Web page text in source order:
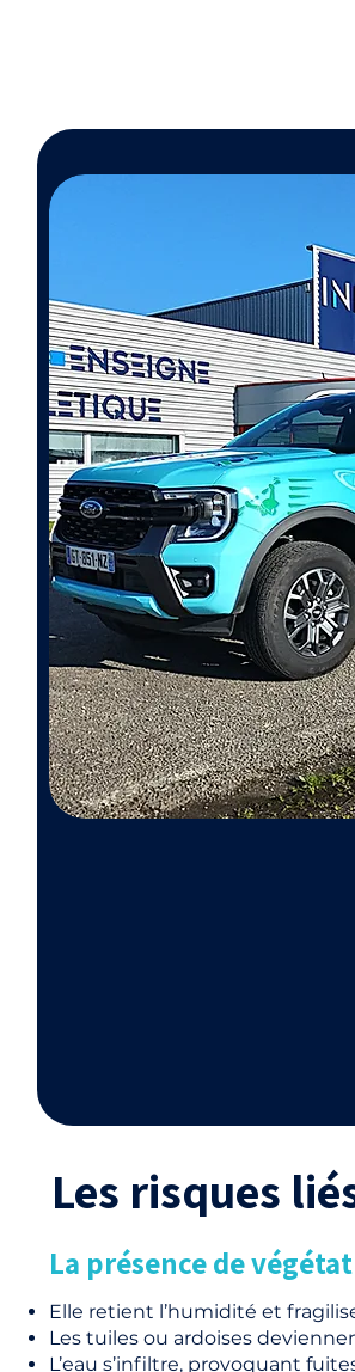
Les risques
La présence de
Elle retient l’humidité et
Les tuiles ou ardoises
L’eau s’infiltre, provoquant